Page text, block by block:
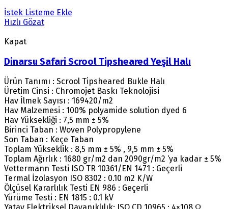
İstek Listeme Ekle
Hızlı Gözat
Kapat
Dinarsu Safari Scrool Tipsheared Yeşil Halı
Ürün Tanımı : Scrool Tipsheared Bukle Halı
Üretim Cinsi : Chromojet Baskı Teknolojisi
Hav İlmek Sayısı : 169420/m2
Hav Malzemesi : 100% polyamide solution dyed 6
Hav Yüksekliği : 7,5 mm ± 5%
Birinci Taban : Woven Polypropylene
Son Taban : Keçe Taban
Toplam Yükseklik : 8,5 mm ± 5% , 9,5 mm ± 5%
Toplam Ağırlık : 1680 gr/m2 dan 2090gr/m2 ‘ya kadar ± 5%
Vettermann Testi ISO TR 10361/EN 1471 : Geçerli
Termal İzolasyon ISO 8302 : 0.10 m2 K/W
Ölçüsel Kararlılık Testi EN 986 : Geçerli
Yürüme Testi : EN 1815 : 0.1 kV